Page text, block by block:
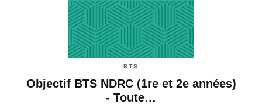
BTS
Objectif BTS NDRC (1re et 2e années)
- Toute…